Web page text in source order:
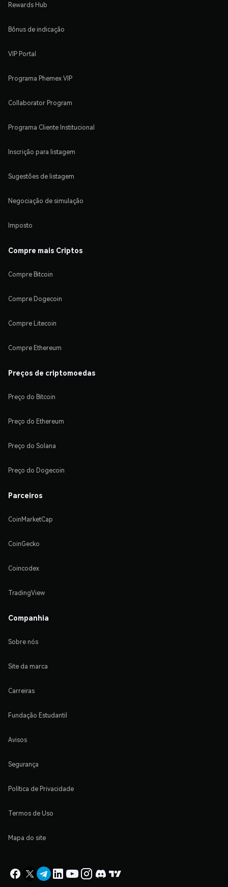
Rewards Hub
Bônus de indicação
VIP Portal
Programa Phemex VIP
Collaborator Program
Programa Cliente Institucional
Inscrição para listagem
Sugestões de listagem
Negociação de simulação
Imposto
Compre mais Criptos
Compre Bitcoin
Compre Dogecoin
Compre Litecoin
Compre Ethereum
Preços de criptomoedas
Preço do Bitcoin
Preço do Ethereum
Preço do Solana
Preço do Dogecoin
Parceiros
CoinMarketCap
CoinGecko
Coincodex
TradingView
Companhia
Sobre nós
Site da marca
Carreiras
Fundação Estudantil
Avisos
Segurança
Política de Privacidade
Termos de Uso
Mapa do site